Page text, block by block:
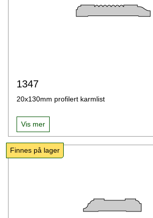
1347
20x130mm profilert karmlist
Vis mer
Finnes på lager